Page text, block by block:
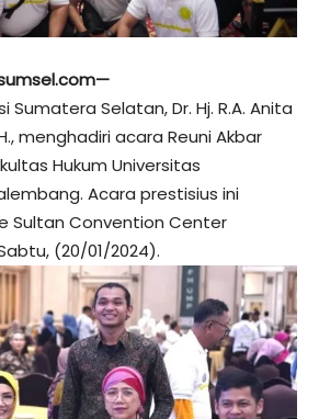
Sumatera Selatan, Dr. Hj. R.A. Anita
menghadiri acara Reuni Akbar
Hukum Universitas
Acara prestisius ini
Sultan Convention Center
(20/01/2024).